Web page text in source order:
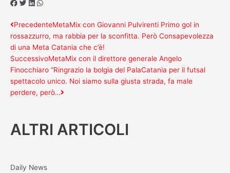
Precedente
PrecedenteMetaMix con Giovanni Pulvirenti Primo gol in
rossazzurro, ma rabbia per la sconfitta. Però Consapevolezza
di una Meta Catania che c’è!
SuccessivoMetaMix con il direttore generale Angelo
Finocchiaro “Ringrazio la bolgia del PalaCatania per il futsal
spettacolo unico. Noi siamo sulla giusta strada, fa male
perdere, però…
Successivo
ALTRI ARTICOLI
Daily News